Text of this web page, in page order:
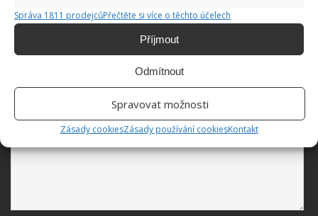
Správa 1811 prodejcůPřečtěte si více o těchto účelech
Příjmout
Odmítnout
Spravovat možnosti
Zásady cookiesZásady používání cookiesKontakt
BUĎTE PRVNÍ KDO PŘIDÁ KOMENTÁŘ
Napište komentář
Vaše e-mailová adresa nebude zveřejněna.